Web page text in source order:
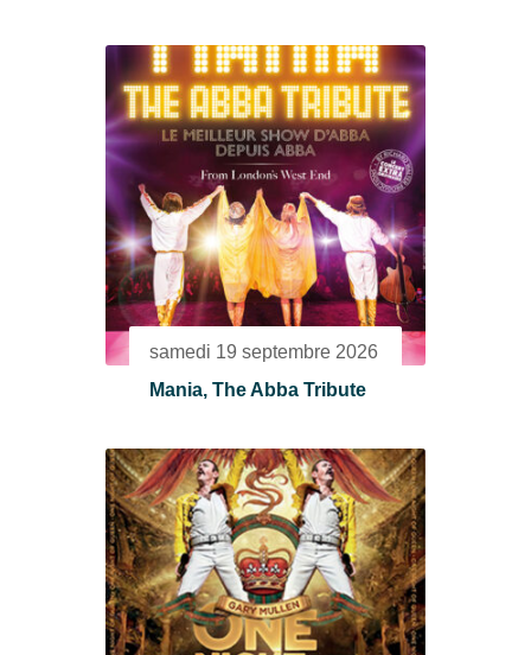
samedi 19 septembre 2026
Mania, The Abba Tribute